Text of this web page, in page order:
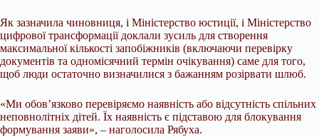
Як зазначила чиновниця, і Міністерство юстиції, і Міністерство
цифрової трансформації доклали зусиль для створення
максимальної кількості запобіжників (включаючи перевірку
документів та одномісячний термін очікування) саме для того,
щоб люди остаточно визначилися з бажанням розірвати шлюб.
«Ми обов’язково перевіряємо наявність або відсутність спільних
неповнолітніх дітей. Їх наявність є підставою для блокування
формування заяви», – наголосила Рябуха.